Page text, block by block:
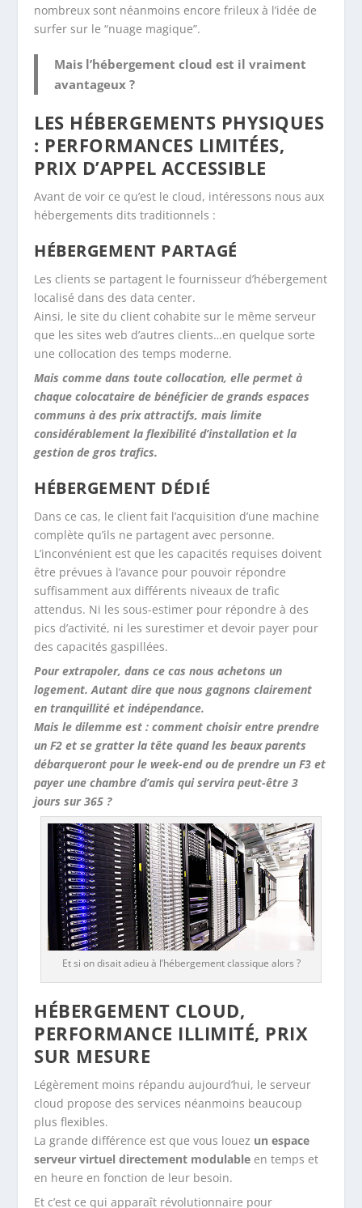
nombreux sont néanmoins encore frileux à l’idée de
surfer sur le “nuage magique”.
Mais l’hébergement cloud est il vraiment
avantageux ?
LES HÉBERGEMENTS PHYSIQUES
: PERFORMANCES LIMITÉES,
PRIX D’APPEL ACCESSIBLE
Avant de voir ce qu’est le cloud, intéressons nous aux
hébergements dits traditionnels :
HÉBERGEMENT PARTAGÉ
Les clients se partagent le fournisseur d’hébergement
localisé dans des data center.
Ainsi, le site du client cohabite sur le même serveur
que les sites web d’autres clients…en quelque sorte
une collocation des temps moderne.
Mais comme dans toute collocation, elle permet à
chaque colocataire de bénéficier de grands espaces
communs à des prix attractifs, mais limite
considérablement la flexibilité d’installation et la
gestion de gros trafics.
HÉBERGEMENT DÉDIÉ
Dans ce cas, le client fait l’acquisition d’une machine
complète qu’ils ne partagent avec personne.
L’inconvénient est que les capacités requises doivent
être prévues à l’avance pour pouvoir répondre
suffisamment aux différents niveaux de trafic
attendus. Ni les sous-estimer pour répondre à des
pics d’activité, ni les surestimer et devoir payer pour
des capacités gaspillées.
Pour extrapoler, dans ce cas nous achetons un
logement. Autant dire que nous gagnons clairement
en tranquillité et indépendance.
Mais le dilemme est : comment choisir entre prendre
un F2 et se gratter la tête quand les beaux parents
débarqueront pour le week-end ou de prendre un F3 et
payer une chambre d’amis qui servira peut-être 3
jours sur 365 ?
Et si on disait adieu à l’hébergement classique alors ?
HÉBERGEMENT CLOUD,
PERFORMANCE ILLIMITÉ, PRIX
SUR MESURE
Légèrement moins répandu aujourd’hui, le serveur
cloud propose des services néanmoins beaucoup
plus flexibles.
La grande différence est que vous louez un espace
serveur virtuel directement modulable en temps et
en heure en fonction de leur besoin.
Et c’est ce qui apparaît révolutionnaire pour